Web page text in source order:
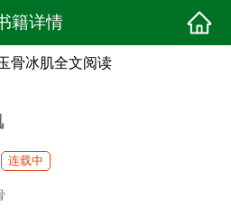
籍详情
骨冰肌全文阅读
连载中